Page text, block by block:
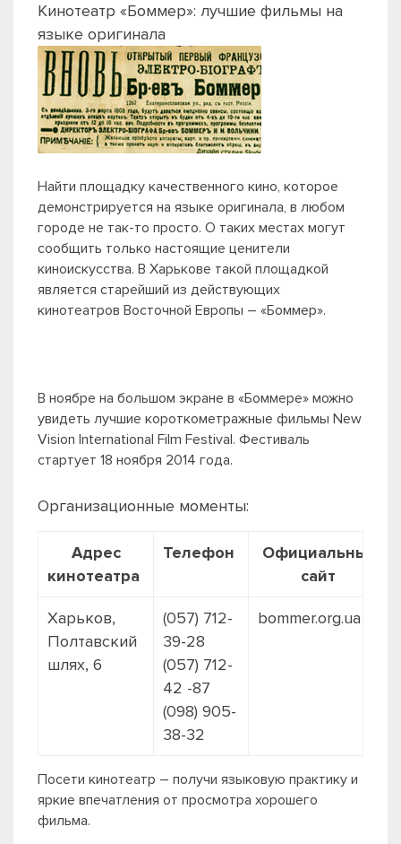
Кинотеатр «Боммер»: лучшие фильмы на
языке оригинала
Найти площадку качественного кино, которое
демонстрируется на языке оригинала, в любом
городе не так-то просто. О таких местах могут
сообщить только настоящие ценители
киноискусства. В Харькове такой площадкой
является старейший из действующих
кинотеатров Восточной Европы – «Боммер».
В ноябре на большом экране в «Боммере» можно
увидеть лучшие короткометражные фильмы New
Vision International Film Festival. Фестиваль
стартует 18 ноября 2014 года.
Организационные моменты:
Адрес
кинотеатра
Телефон
Официальный
сайт
Харьков,
Полтавский
шлях, 6
(057) 712-
39-28
(057) 712-
42 -87
(098) 905-
38-32
bommer.org.ua
Посети кинотеатр – получи языковую практику и
яркие впечатления от просмотра хорошего
фильма.